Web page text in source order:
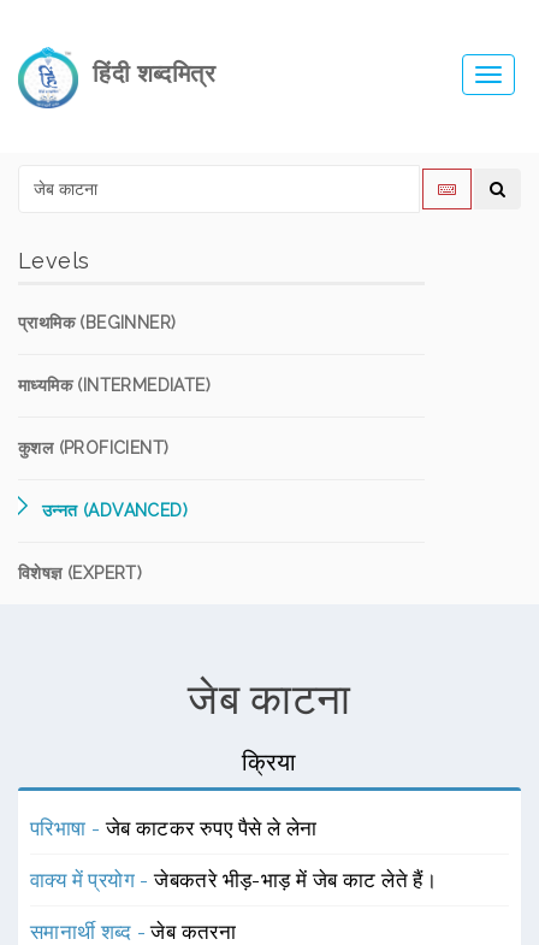
हिंदी शब्दमित्र
Levels
प्राथमिक (BEGINNER)
माध्यमिक (INTERMEDIATE)
कुशल (PROFICIENT)
उन्नत (ADVANCED)
विशेषज्ञ (EXPERT)
जेब काटना
क्रिया
परिभाषा -जेब काटकर रुपए पैसे ले लेना
वाक्य में प्रयोग -जेबकतरे भीड़-भाड़ में जेब काट लेते हैं।
समानार्थी शब्द -जेब कतरना